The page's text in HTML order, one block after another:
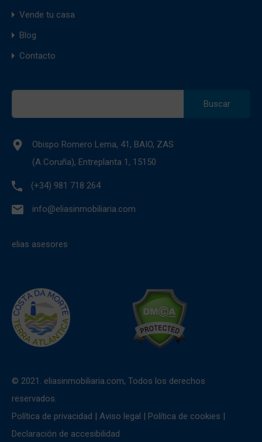
Vende tu casa
Blog
Contacto
Obispo Romero Lema, 41, BAIO, ZAS
(A Coruña), Entreplanta 1, 15150
(+34) 981 718 264
info@eliasinmobiliaria.com
elias asesores
© 2021. eliasinmobiliaria.com, Todos los derechos
reservados.
Política de privacidad | Aviso legal | Política de cookies |
Declaración de accesibilidad